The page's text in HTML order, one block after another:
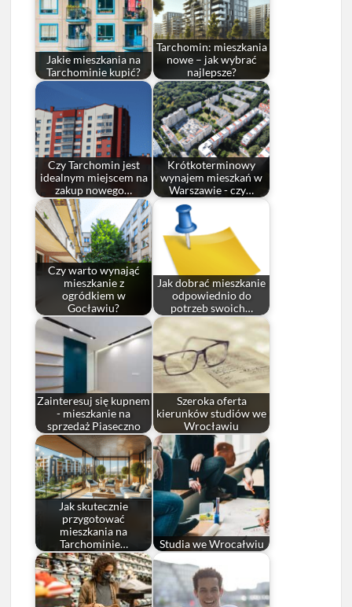
Jakie mieszkania na
Tarchominie kupić?
Tarchomin: mieszkania
nowe – jak wybrać
najlepsze?
Czy Tarchomin jest
idealnym miejscem na
zakup nowego…
Krótkoterminowy
wynajem mieszkań w
Warszawie - czy…
Czy warto wynająć
mieszkanie z
ogródkiem w
Gocławiu?
Jak dobrać mieszkanie
odpowiednio do
potrzeb swoich…
Zainteresuj się kupnem
- mieszkanie na
sprzedaż Piaseczno
Szeroka oferta
kierunków studiów we
Wrocławiu
Jak skutecznie
przygotować
mieszkania na
Tarchominie…
Studia we Wrocałwiu